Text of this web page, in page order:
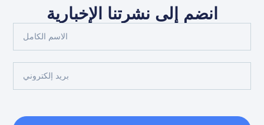
انضم إلى نشرتنا الإخبارية